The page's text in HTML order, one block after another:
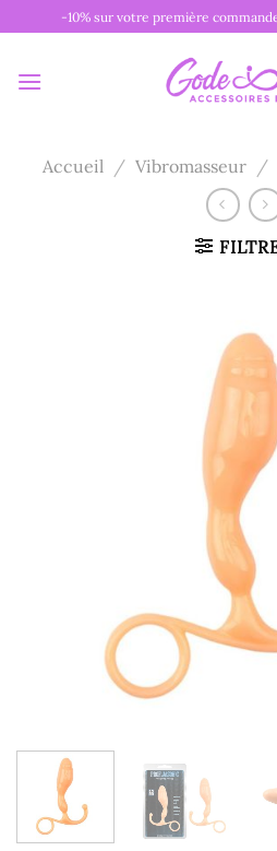
au
-10% sur votre première
Accueil / Vibromasseur /